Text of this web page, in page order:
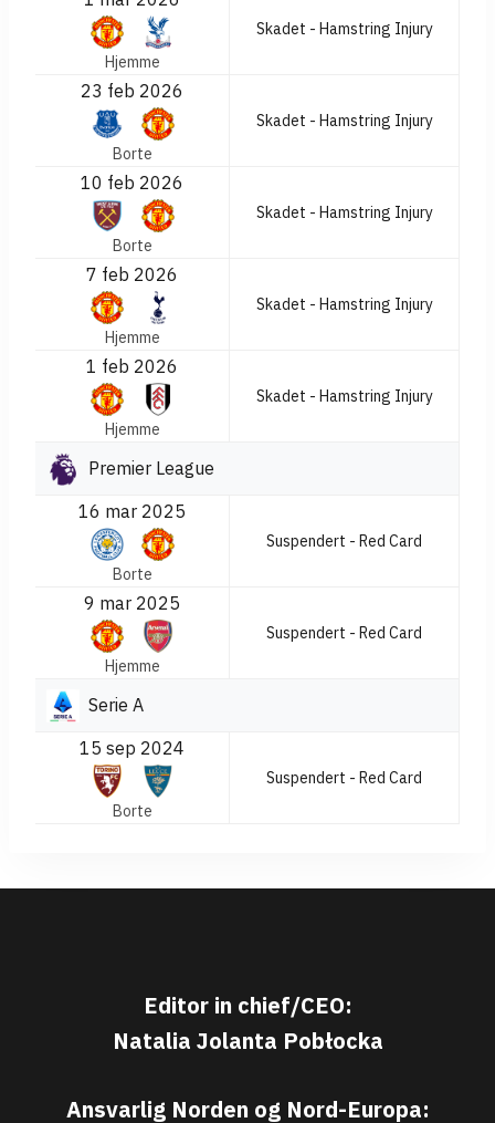
Hjemme
Skadet - Hamstring Injury
23 feb 2026
Borte
Skadet - Hamstring Injury
10 feb 2026
Borte
Skadet - Hamstring Injury
7 feb 2026
Hjemme
Skadet - Hamstring Injury
1 feb 2026
Hjemme
Skadet - Hamstring Injury
Premier League
16 mar 2025
Borte
Suspendert - Red Card
9 mar 2025
Hjemme
Suspendert - Red Card
Serie A
15 sep 2024
Borte
Suspendert - Red Card
Editor in chief/CEO:
Natalia Jolanta Pobłocka
Ansvarlig Norden og Nord-Europa: